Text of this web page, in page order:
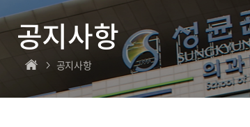
공지사항
공지사항